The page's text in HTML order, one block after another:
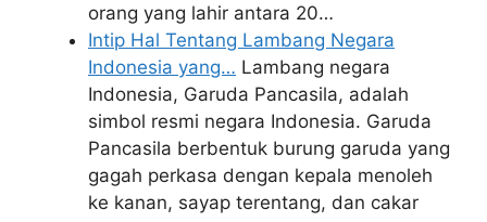
orang yang lahir antara 20…
Intip Hal Tentang Lambang Negara
Indonesia yang… Lambang negara
Indonesia, Garuda Pancasila, adalah
simbol resmi negara Indonesia. Garuda
Pancasila berbentuk burung garuda yang
gagah perkasa dengan kepala menoleh
ke kanan, sayap terentang, dan cakar